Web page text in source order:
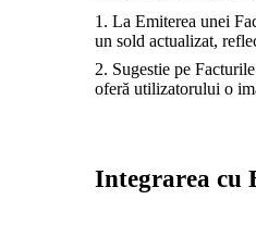
La Emiterea unei
un sold actualizat,
Sugestie pe
oferă utilizatorului o
Integrarea cu